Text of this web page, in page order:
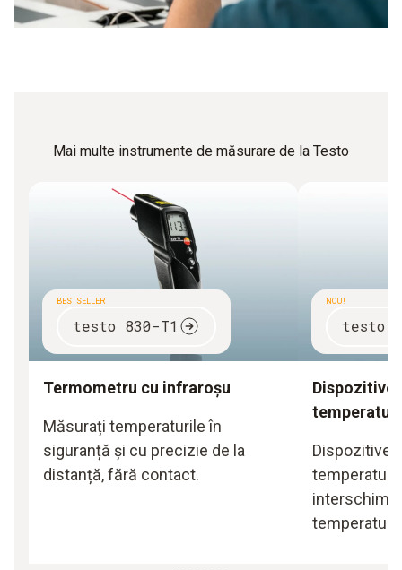
Mai multe instrumente de măsurare de la Testo
BESTSELLER
testo 830-T1
Termometru cu infraroșu
Măsurați temperaturile în
siguranță și cu precizie de la
distanță, fără contact.
NOU!
testo
Dispozitive
Dispozitive
temperaturi